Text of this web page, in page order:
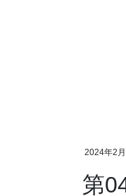
2024年2月
第